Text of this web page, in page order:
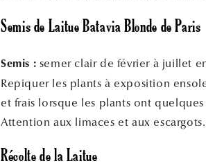
Semis de Laitue Batavia Blonde de Paris
Semis : semer clair de février à juillet
Repiquer les plants à exposition
et frais lorsque les plants ont
Attention aux limaces et aux escargots.
Récolte de la Laitue